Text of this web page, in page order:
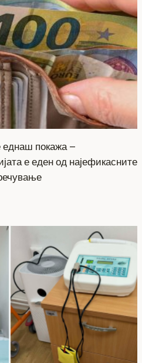
еднаш покажа –
е еден од најефикасните